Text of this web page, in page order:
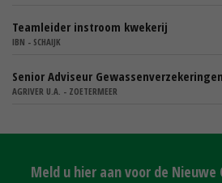
Teamleider instroom kwekerij
IBN - SCHAIJK
Senior Adviseur Gewassenverzekeringen
AGRIVER U.A. - ZOETERMEER
Meld u hier aan voor de